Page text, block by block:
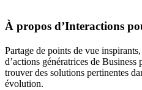
À propos d’Interactions
Partage de points de vue
d’actions génératrices de Business
trouver des solutions pertinentes
évolution.